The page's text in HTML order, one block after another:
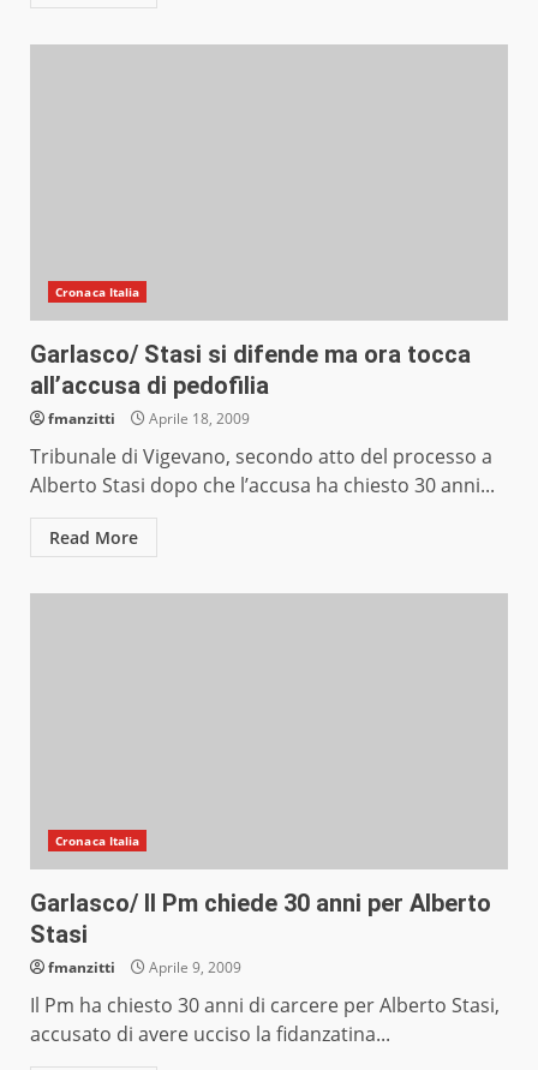
Cronaca Italia
Garlasco/ Stasi si difende ma ora tocca
all’accusa di pedofilia
fmanzitti Aprile 18, 2009
Tribunale di Vigevano, secondo atto del processo a
Alberto Stasi dopo che l’accusa ha chiesto 30 anni...
Read More
Cronaca Italia
Garlasco/ Il Pm chiede 30 anni per Alberto
Stasi
fmanzitti Aprile 9, 2009
Il Pm ha chiesto 30 anni di carcere per Alberto Stasi,
accusato di avere ucciso la fidanzatina...